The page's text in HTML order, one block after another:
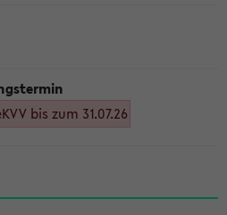
bis zum 31.07.26